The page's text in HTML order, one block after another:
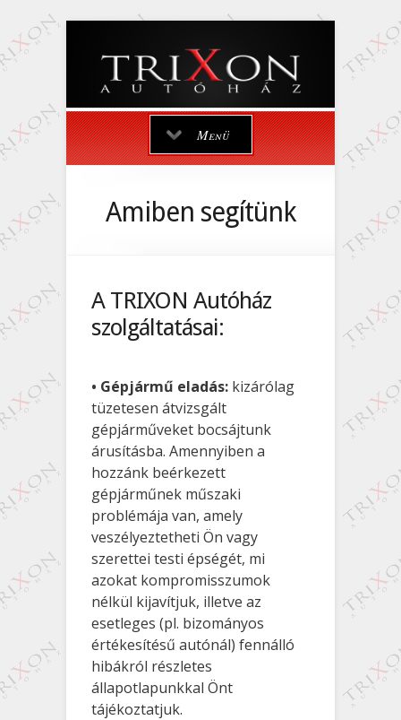
Menü
Amiben segítünk
A TRIXON Autóház
szolgáltatásai:
• Gépjármű eladás: kizárólag
tüzetesen átvizsgált
gépjárműveket bocsájtunk
árusításba. Amennyiben a
hozzánk beérkezett
gépjárműnek műszaki
problémája van, amely
veszélyeztetheti Ön vagy
szerettei testi épségét, mi
azokat kompromisszumok
nélkül kijavítjuk, illetve az
esetleges (pl. bizományos
értékesítésű autónál) fennálló
hibákról részletes
állapotlapunkkal Önt
tájékoztatjuk.